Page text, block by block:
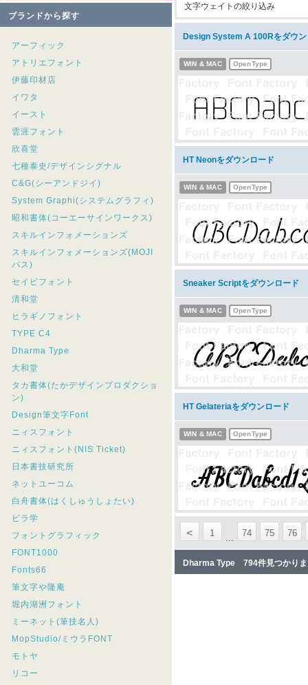
ブランドから探す
アーフィック
アトリエフォント
伊藤印材店
イワタ
イースト
雲涯フォント
欣喜堂
七種泰史/デザインシグナル
C&G(シーアンドジイ)
System Graphi(システムグラフィ)
昭和書体(コーエーサインワークス)
スキルインフォメーションズ
スキルインフォメーションズ(MOJI
パス)
セイビフォント
清和堂
ヒラギノフォント
TYPE C4
Dharma Type
大和堂
タカ書体(たかデザインプロダクショ
ン)
Design筆文字Font
ニィスフォント
ニィスフォント(NIS Ticket)
日本書技研究所
ネットユーコム
白舟書体(はくしゅうしょたい)
ビラ学
フォントグラフィック
FONT1000
Fonts66
筆文字や隆庵
堀内湖洲フォント
ミーネット(筆技名人)
MopStudio/ミウラFONT
モトヤ
リコー
文字ウェイトの絞り込み
Design System A 100Rをダウン
WIN & MAC OpenType
HT Neonをダウンロード
WIN & MAC OpenType
Sneaker Scriptをダウンロード
WIN & MAC OpenType
HT Gelateriaをダウンロード
WIN & MAC OpenType
< 1 ... 74 75 76
Dharma Type 794件見つかり